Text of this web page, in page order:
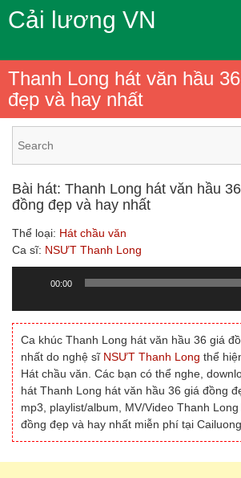
Cải lương VN
Thanh Long hát văn hầu
đẹp và hay nhất
Bài hát: Thanh Long hát văn hầu
đồng đẹp và hay nhất
Thể loại: Hát chầu văn
Ca sĩ: NSƯT Thanh Long
00:00
Ca khúc Thanh Long hát văn hầu 36 giá
nhất do nghệ sĩ NSƯT Thanh Long thể
Hát chầu văn. Các bạn có thể nghe,
hát Thanh Long hát văn hầu 36 giá đồng
mp3, playlist/album, MV/Video Thanh
đồng đẹp và hay nhất miễn phí tại